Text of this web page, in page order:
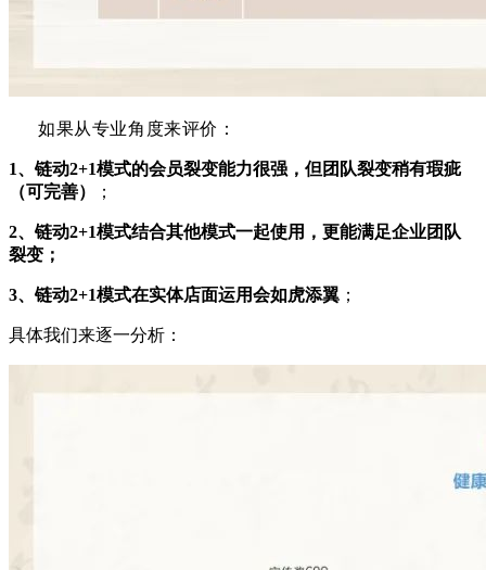
如果从专业角度来评价：
1、 链动2+1模式的会员裂变能力很强，但团队裂变稍有瑕疵
（可完善）
；
2、 链动2+1模式结合其他模式一起使用，更能满足企业团队
裂变；
3、 链动2+1模式在实体店面运用会如虎添翼 ；
具体我们来逐一分析：